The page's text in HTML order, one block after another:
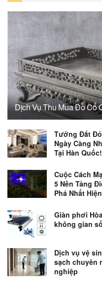
Dịch Vụ Thu Mua Đồ Cổ
Tưởng Đắt
Ngày Càng
Tại Hàn Quốc!
Cuộc Cách
5 Nền Tảng
Phá Nhất
Giàn phơi
không gian
Dịch vụ vệ
sạch chuyên
nghiệp